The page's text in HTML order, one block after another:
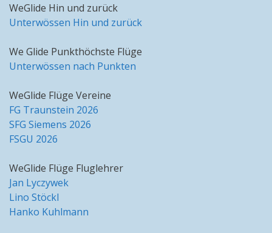
WeGlide Hin und zurück
Unterwössen Hin und zurück
We Glide Punkthöchste Flüge
Unterwössen nach Punkten
WeGlide Flüge Vereine
FG Traunstein 2026
SFG Siemens 2026
FSGU 2026
WeGlide Flüge Fluglehrer
Jan Lyczywek
Lino Stöckl
Hanko Kuhlmann